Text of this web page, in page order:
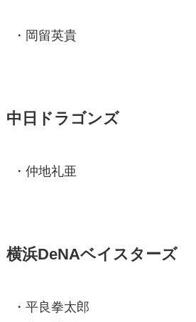
・岡留英貴
中日ドラゴンズ
・仲地礼亜
横浜DeNAベイスターズ
・平良拳太郎